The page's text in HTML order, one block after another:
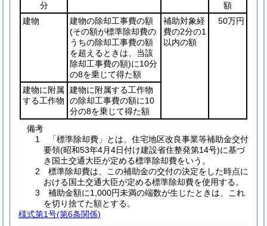
分
額
建物
建物の除却工事費の額
(その額が標準除却費の
うちの除却工事費の額
を超えるときは、当該
除却工事費の額)に10分
の8を乗じて得た額
補助対象経
費の2分の1
以内の額
50万円
建物に附属
する工作物
建物に附属する工作物
の除却工事費の額に10
分の8を乗じて得た額
備考
1 「標準除却費」とは、住宅地区改良事業等補助金交付
要領(昭和53年4月4日付け建設省住整発第14号)に基づ
き国土交通大臣が定める標準除却費をいう。
2 標準除却費は、この補助金の交付の決定をした時点に
おける国土交通大臣が定める標準除却費を使用する。
3 補助金額に1,000円未満の端数が生じたときは、これ
を切り捨てた額とする。
様式第1号(第6条関係)